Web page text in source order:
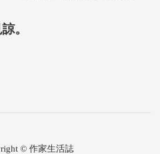
。
© 作家生活誌